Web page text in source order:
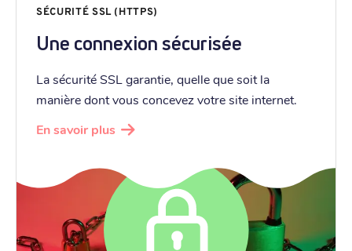
SÉCURITÉ SSL (HTTPS)
Une connexion sécurisée
La sécurité SSL garantie, quelle que soit la
manière dont vous concevez votre site internet.
En savoir plus